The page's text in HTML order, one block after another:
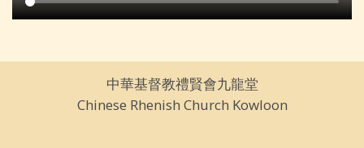
中華基督教禮賢會九龍堂
Chinese Rhenish Church Kowloon